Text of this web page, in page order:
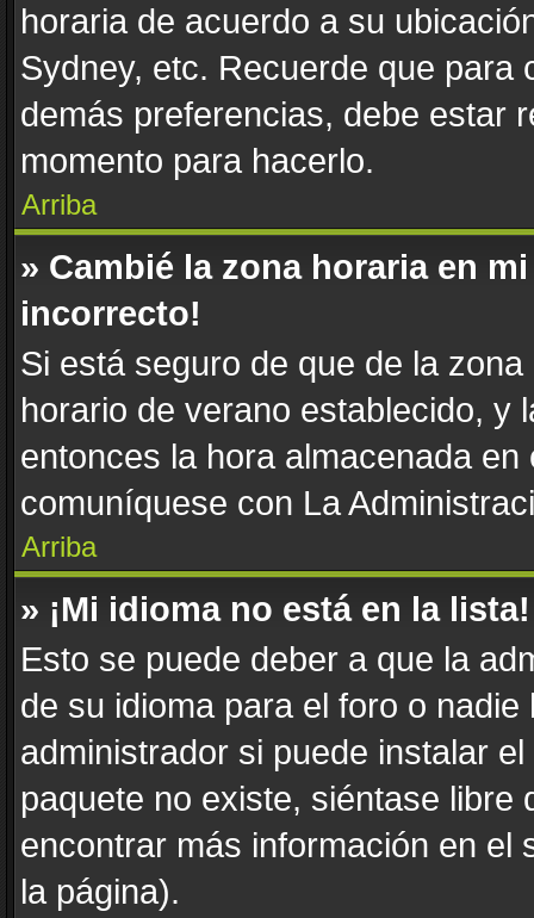
horaria de acuerdo a su
Sydney, etc. Recuerde que para
demás preferencias, debe estar
momento para hacerlo.
Arriba
» Cambié la zona horaria en
incorrecto!
Si está seguro de que de la
horario de verano establecido, y
entonces la hora almacenada
comuníquese con La
Arriba
» ¡Mi idioma no está en la lista!
Esto se puede deber a que la
de su idioma para el foro o
administrador si puede instalar
paquete no existe, siéntase
encontrar más información en el
la página).